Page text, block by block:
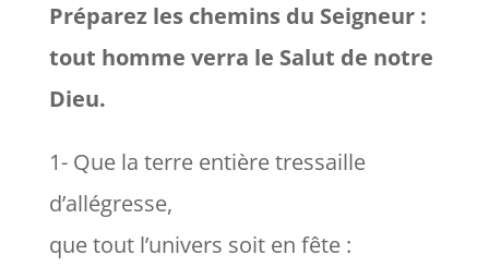
Préparez les chemins du Seigneur :
tout homme verra le Salut de notre
Dieu.
1- Que la terre entière tressaille
d’allégresse,
que tout l’univers soit en fête :